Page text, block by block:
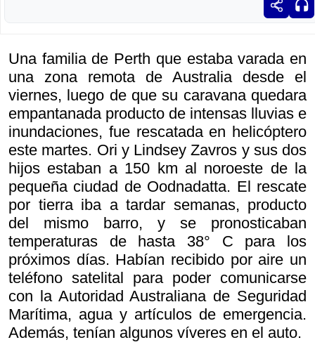
Una familia de Perth que estaba varada en
una zona remota de Australia desde el
viernes, luego de que su caravana quedara
empantanada producto de intensas lluvias e
inundaciones, fue rescatada en helicóptero
este martes. Ori y Lindsey Zavros y sus dos
hijos estaban a 150 km al noroeste de la
pequeña ciudad de Oodnadatta. El rescate
por tierra iba a tardar semanas, producto
del mismo barro, y se pronosticaban
temperaturas de hasta 38° C para los
próximos días. Habían recibido por aire un
teléfono satelital para poder comunicarse
con la Autoridad Australiana de Seguridad
Marítima, agua y artículos de emergencia.
Además, tenían algunos víveres en el auto.